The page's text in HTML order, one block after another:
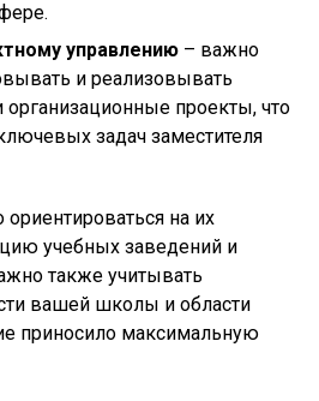
управлению – важно
и реализовывать
организационные проекты, что
задач заместителя
на их
учебных заведений и
также учитывать
вашей школы и области
приносило максимальную